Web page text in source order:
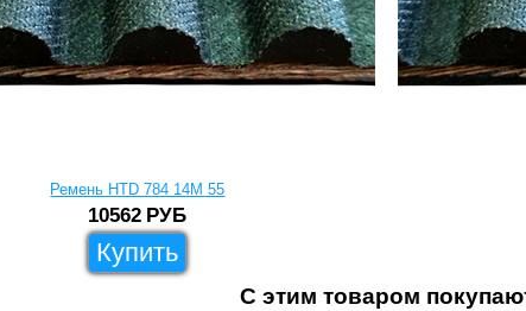
Ремень HTD 784 14M 55
10562 РУБ
Купить
С этим товаром